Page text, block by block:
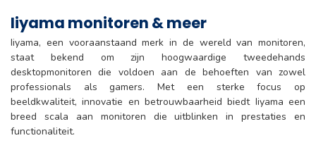
Iiyama monitoren & meer
Iiyama, een vooraanstaand merk in de wereld van monitoren,
staat bekend om zijn hoogwaardige tweedehands
desktopmonitoren die voldoen aan de behoeften van zowel
professionals als gamers. Met een sterke focus op
beeldkwaliteit, innovatie en betrouwbaarheid biedt Iiyama een
breed scala aan monitoren die uitblinken in prestaties en
functionaliteit.